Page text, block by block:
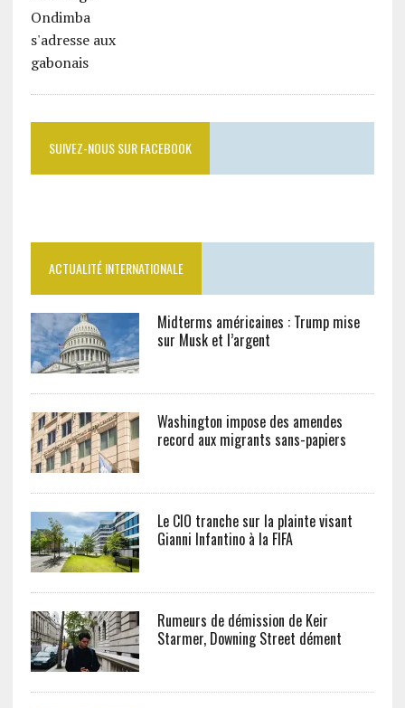
SUIVEZ-NOUS SUR FACEBOOK
ACTUALITÉ INTERNATIONALE
Midterms américaines : Trump mise
sur Musk et l’argent
Washington impose des amendes
record aux migrants sans-papiers
Le CIO tranche sur la plainte visant
Gianni Infantino à la FIFA
Rumeurs de démission de Keir
Starmer, Downing Street dément